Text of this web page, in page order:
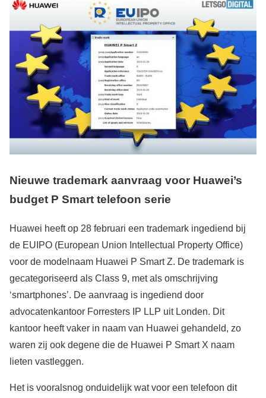
Nieuwe trademark aanvraag voor Huawei’s
budget P Smart telefoon serie
Huawei heeft op 28 februari een trademark ingediend bij
de EUIPO (European Union Intellectual Property Office)
voor de modelnaam Huawei P Smart Z. De trademark is
gecategoriseerd als Class 9, met als omschrijving
‘smartphones’. De aanvraag is ingediend door
advocatenkantoor Forresters IP LLP uit Londen. Dit
kantoor heeft vaker in naam van Huawei gehandeld, zo
waren zij ook degene die de Huawei P Smart X naam
lieten vastleggen.
Het is vooralsnog onduidelijk wat voor een telefoon dit